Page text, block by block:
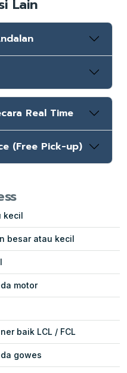
Lain
Real Time
(Free Pick-up)
kecil
besar atau kecil
motor
baik LCL / FCL
gowes